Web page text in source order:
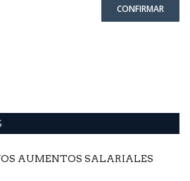
CONFIRMAR
AUMENTOS SALARIALES